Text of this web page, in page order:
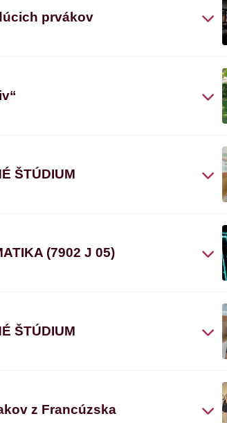
prvákov
ŠTÚDIUM
(7902 J 05)
ŠTÚDIUM
z Francúzska